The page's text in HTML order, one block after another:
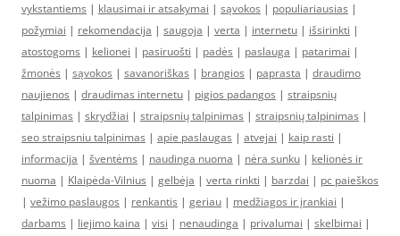
vykstantiems | klausimai ir atsakymai | sąvokos | populiariausias |
požymiai | rekomendacija | saugoja | verta | internetu | išsirinkti |
atostogoms | kelionei | pasiruošti | padės | paslauga | patarimai |
žmonės | sąvokos | savanoriškas | brangios | paprasta | draudimo
naujienos | draudimas internetu | pigios padangos | straipsnių
talpinimas | skrydžiai | straipsnių talpinimas | straipsnių talpinimas |
seo straipsniu talpinimas | apie paslaugas | atvejai | kaip rasti |
informacija | šventėms | naudinga nuoma | nėra sunku | kelionės ir
nuoma | Klaipėda-Vilnius | gelbėja | verta rinkti | barzdai | pc paieškos
| vežimo paslaugos | renkantis | geriau | medžiagos ir įrankiai |
darbams | liejimo kaina | visi | nenaudinga | privalumai | skelbimai |